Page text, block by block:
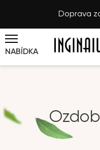
Doprava
NABÍDKA